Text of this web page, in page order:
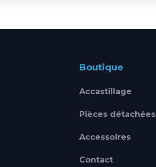
Boutique
Accastillage
Pièces détachées
Accessoires
Contact